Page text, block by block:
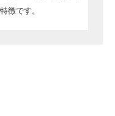
徴です。